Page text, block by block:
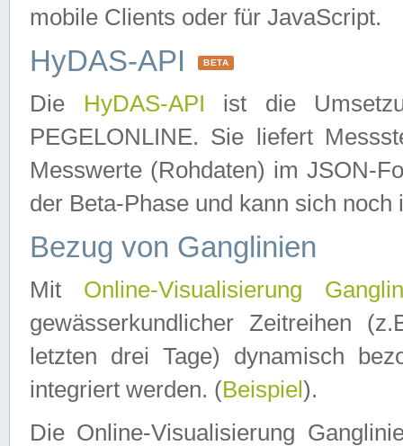
mobile Clients oder für JavaScript.
HyDAS-API BETA
Die HyDAS-API ist die
PEGELONLINE. Sie liefert
Messwerte (Rohdaten) im JSON-
der Beta-Phase und kann sich noch
Bezug von Ganglinien
Mit Online-Visualisierung
gewässerkundlicher Zeitreihen
letzten drei Tage) dynamisch
integriert werden. (Beispiel ).
Die Online-Visualisierung